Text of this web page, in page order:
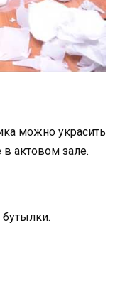
можно украсить
актовом зале.